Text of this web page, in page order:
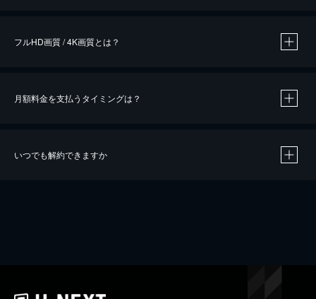
※40％ポイント還元の対象は、クレジットカード決済による作品の購入 / レンタルです。
iOSアプリのUコイン決済による作品の購入 / レンタルは、20％のポイント還元です。
フルHD画質 / 4K画質とは？
月額料金を支払うタイミングは？
いつでも解約できますか